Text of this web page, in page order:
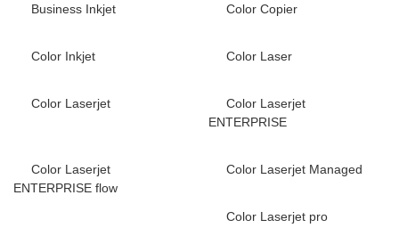
Business Inkjet Color Copier
Color Inkjet Color Laser
Color Laserjet
Color Laserjet
ENTERPRISE
Color Laserjet
ENTERPRISE flow
Color Laserjet Managed
Color Laserjet pro